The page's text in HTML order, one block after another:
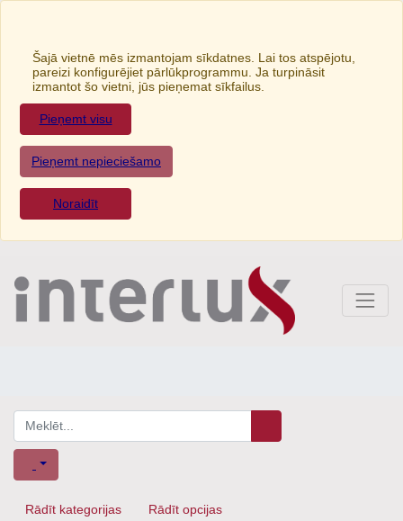
Šajā vietnē mēs izmantojam sīkdatnes. Lai tos atspējotu,
pareizi konfigurējiet pārlūkprogrammu. Ja turpināsit
izmantot šo vietni, jūs pieņemat sīkfailus.
Pieņemt visu
Pieņemt nepieciešamo
Noraidīt
Rādīt kategorijas Rādīt opcijas